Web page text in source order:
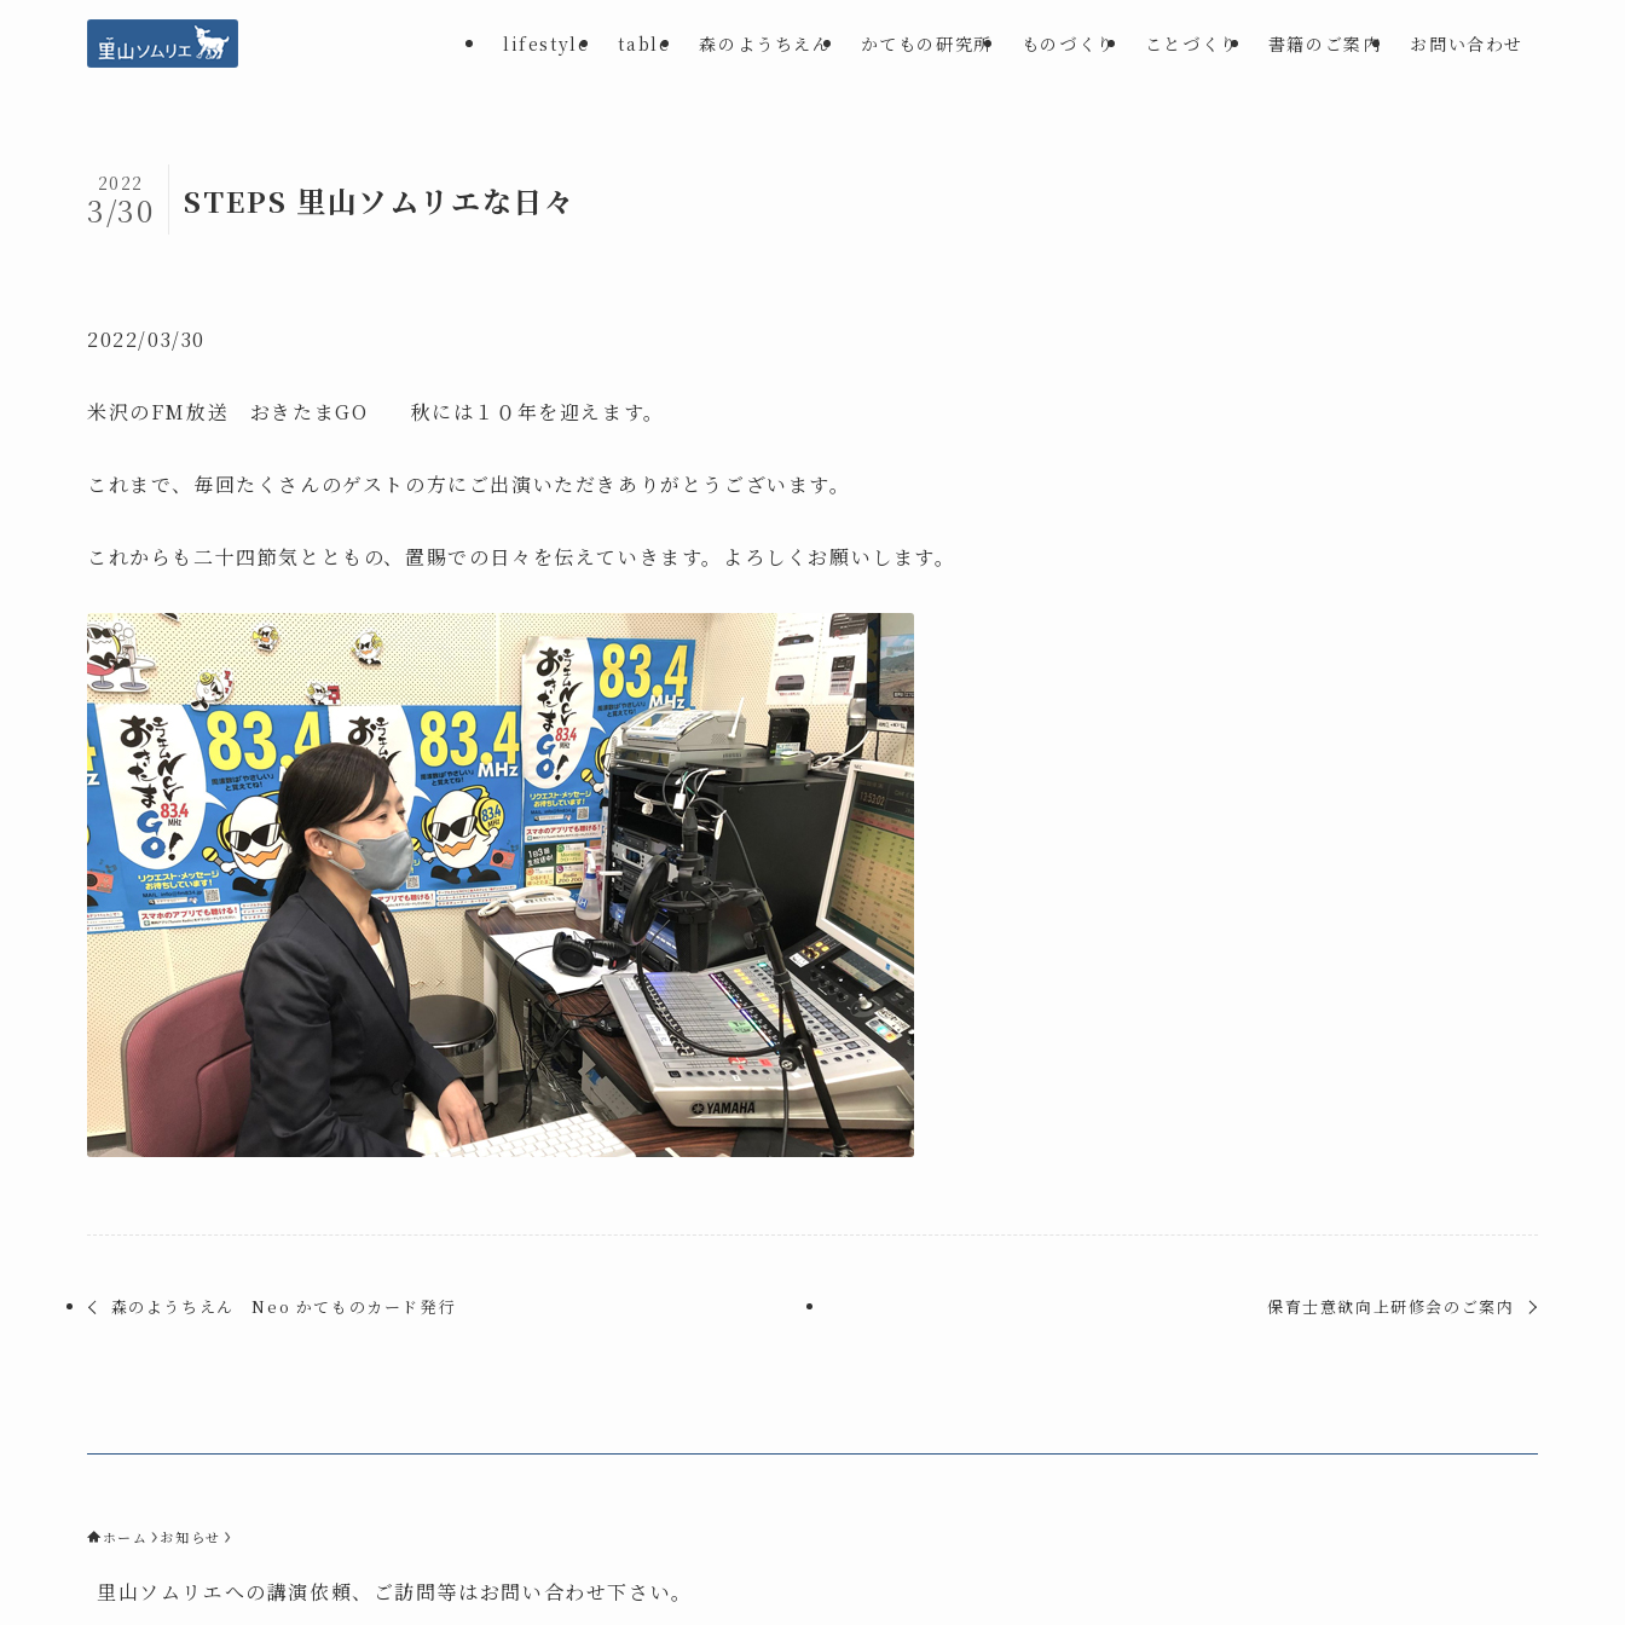
lifestyle table 森のようちえん かてもの研究所 ものづくり ことづくり 書籍のご案内 お問い合わせ
STEPS 里山ソムリエな日々
2022
3/30
2022/03/30
米沢のFM放送 おきたまGO 秋には１０年を迎えます。
これまで、毎回たくさんのゲストの方にご出演いただきありがとうございます。
これからも二十四節気とともの、置賜での日々を伝えていきます。よろしくお願いします。
森のようちえん Neo かてものカード発行 保育士意欲向上研修会のご案内
ホーム お知らせ
里山ソムリエへの講演依頼、ご訪問等はお問い合わせ下さい。